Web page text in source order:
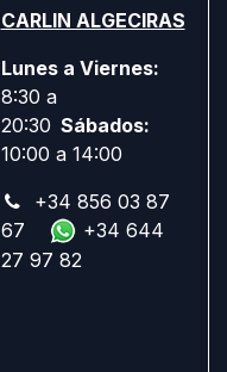
CARLIN ALGECIRAS
Lunes a Viernes:
8:30 a
20:30 Sábados:
10:00 a 14:00
+34 856 03 87
67
+34 644
27 97 82